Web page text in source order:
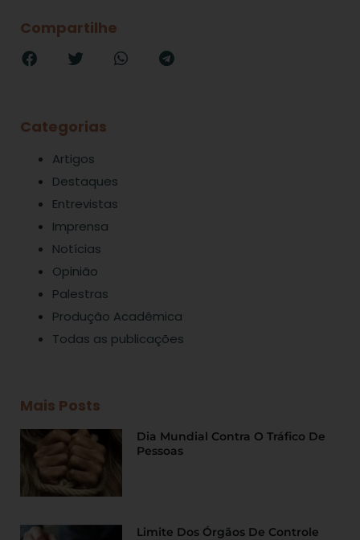
Compartilhe
Categorias
Artigos
Destaques
Entrevistas
Imprensa
Notícias
Opinião
Palestras
Produção Acadêmica
Todas as publicações
Mais Posts
Dia Mundial Contra O Tráfico De
Pessoas
Limite Dos Órgãos De Controle